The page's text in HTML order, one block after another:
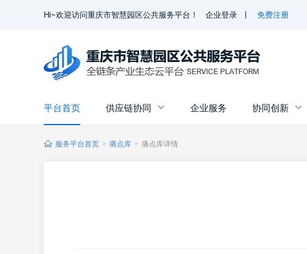
Hi~欢迎访问重庆市智慧园区公共服务平台！ 企业登录 丨 免费注册
平台首页 供应链协同  企业服务 协同创新 
服务平台首页 > 痛点库 > 痛点库详情